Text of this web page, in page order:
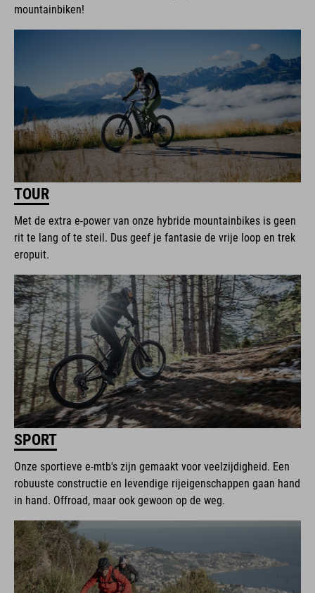
mountainbiken!
TOUR
Met de extra e-power van onze hybride mountainbikes is geen
rit te lang of te steil. Dus geef je fantasie de vrije loop en trek
eropuit.
SPORT
Onze sportieve e-mtb's zijn gemaakt voor veelzijdigheid. Een
robuuste constructie en levendige rijeigenschappen gaan hand
in hand. Offroad, maar ook gewoon op de weg.